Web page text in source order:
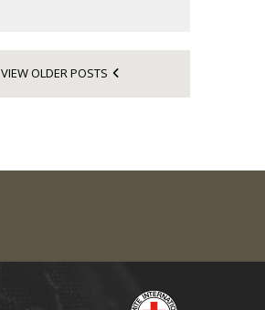
VIEW OLDER POSTS